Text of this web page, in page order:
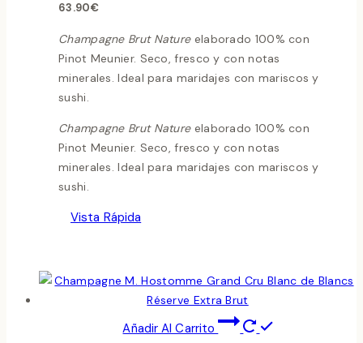
63.90€
Champagne Brut Natureelaborado 100% con
Pinot Meunier. Seco, fresco y con notas
minerales. Ideal para maridajes con mariscos y
sushi.
Champagne Brut Natureelaborado 100% con
Pinot Meunier. Seco, fresco y con notas
minerales. Ideal para maridajes con mariscos y
sushi.
Vista Rápida
Añadir Al Carrito